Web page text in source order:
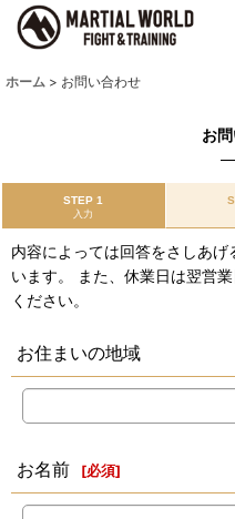
ホーム > お問い合わせ
お
STEP 1
入力
内容によっては回答をさしあ
います。 また、休業日は翌営
ください。
お住まいの地域
お名前 [必須]